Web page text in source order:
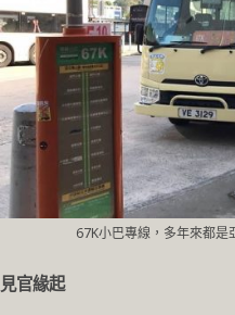
67K小巴專線，多年來都是
見官緣起